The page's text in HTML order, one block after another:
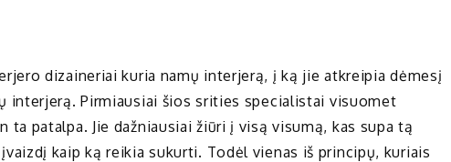
dizaineriai kuria namų interjerą, į ką jie atkreipia dėmesį
interjerą. Pirmiausiai šios srities specialistai visuomet
patalpa. Jie dažniausiai žiūri į visą visumą, kas supa tą
kaip ką reikia sukurti. Todėl vienas iš principų, kuriais